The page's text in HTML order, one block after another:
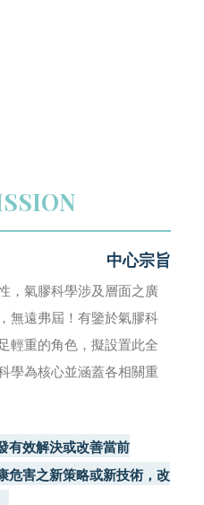
中心宗旨
，氣膠科學涉及層面之廣
無遠弗屆！有鑒於氣膠科
輕重的角色，擬設置此全
學為核心並涵蓋各相關重
有效解決或改善當前
危害之新策略或新技術，改